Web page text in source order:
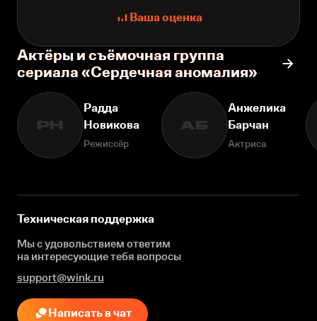
Ваша оценка
Актёры и съёмочная группа
сериала «Сердечная аномалия»
РН
Радда
Новикова
Режиссёр
АБ
Анжелика
Барчан
Актриса
Техническая поддержка
Мы с удовольствием ответим
на интересующиетебя вопросы
support@wink.ru
Написать в чат